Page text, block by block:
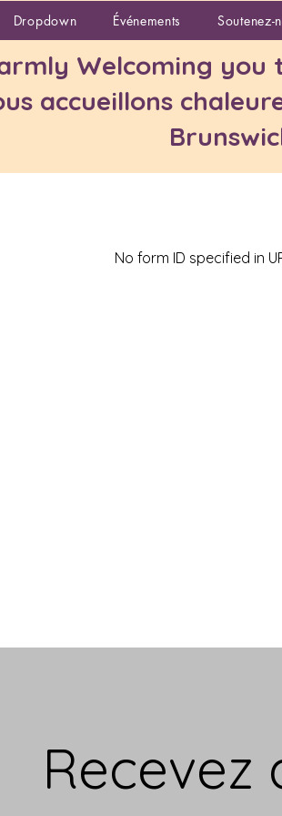
Employment
Welcoming you
accueillons
Dropdown Événements Soutenez-
No form ID specified in
Recevez